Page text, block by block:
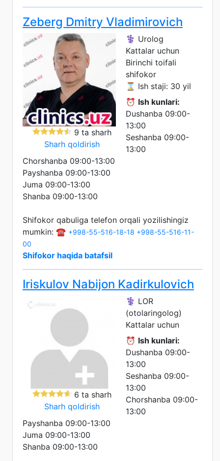
Zeberg Dmitry Vladimirovich
9 ta sharh
Sharh qoldirish
⚕️ Urolog
Kattalar uchun
Birinchi toifali
shifokor
⌛ Ish staji: 30 yil
⏰ Ish kunlari:
Dushanba 09:00-
13:00
Seshanba 09:00-
13:00
Chorshanba 09:00-13:00
Payshanba 09:00-13:00
Juma 09:00-13:00
Shanba 09:00-13:00
Shifokor qabuliga telefon orqali yozilishingiz
mumkin: ☎️ +998-55-516-18-18 +998-55-516-11-
00
Shifokor haqida batafsil
Iriskulov Nabijon Kadirkulovich
6 ta sharh
Sharh qoldirish
⚕️ LOR
(otolaringolog)
Kattalar uchun
⏰ Ish kunlari:
Dushanba 09:00-
13:00
Seshanba 09:00-
13:00
Chorshanba 09:00-
13:00
Payshanba 09:00-13:00
Juma 09:00-13:00
Shanba 09:00-13:00